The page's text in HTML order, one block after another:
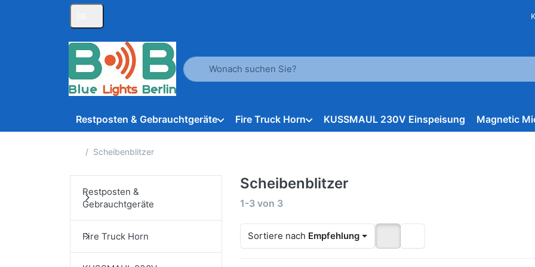
Geben Sie einen Suchbegriff ein. Während Sie tippen, erscheinen automatisch
Restposten & Gebrauchtgeräte Fire Truck Horn KUSSMAUL 230V Einspeisung Magnetic
Startseite
Scheibenblitzer
Restposten &
Gebrauchtgeräte
Fire Truck Horn
Scheibenblitzer
Suchergebnisse:
1-3 von 3
Sortiere nach Empfehlung